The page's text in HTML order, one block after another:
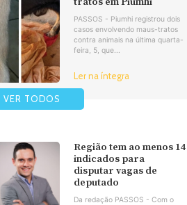
PASSOS - Piumhi registrou dois
casos envolvendo maus-tratos
contra animais na última quarta-
feira, 5, que...
Ler na íntegra
VER TODOS
Região tem ao menos 14
indicados para
disputar vagas de
deputado
Da redação PASSOS - Com o